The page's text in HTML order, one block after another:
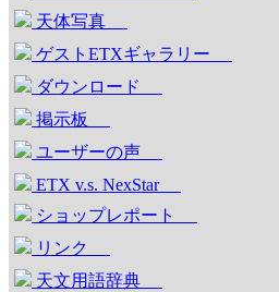
天体写真
ゲストETXギャラリー
ダウンロード
掲示板
ユーザーの声
ETX v.s. NexStar
ショップレポート
リンク
天文用語辞典